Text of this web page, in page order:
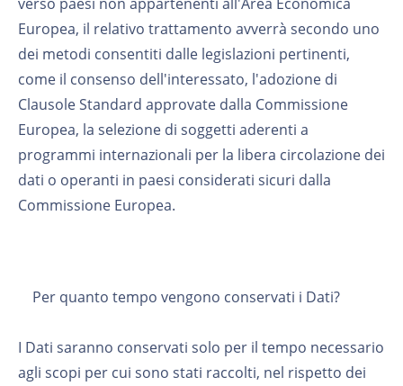
Europea, il relativo trattamento avverrà secondo uno
dei metodi consentiti dalle legislazioni pertinenti,
come il consenso dell'interessato, l'adozione di
Clausole Standard approvate dalla Commissione
Europea, la selezione di soggetti aderenti a
programmi internazionali per la libera circolazione dei
dati o operanti in paesi considerati sicuri dalla
Commissione Europea.
Per quanto tempo vengono conservati i Dati?
I Dati saranno conservati solo per il tempo necessario
agli scopi per cui sono stati raccolti, nel rispetto dei